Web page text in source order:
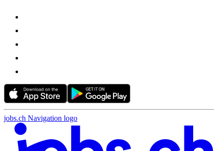
jobs.ch Navigation logo